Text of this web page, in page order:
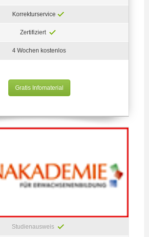
Korrekturservice
Zertifiziert
4 Wochen kostenlos
Gratis Infomaterial
Studienausweis